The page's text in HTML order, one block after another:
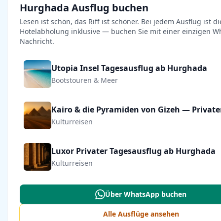
Hurghada Ausflug buchen
Lesen ist schön, das Riff ist schöner. Bei jedem Ausflug ist
Hotelabholung inklusive — buchen Sie mit einer einzigen
Nachricht.
Utopia Insel Tagesausflug ab Hurghada
Bootstouren & Meer
Kulturreisen
Luxor Privater Tagesausflug ab Hurghada
Kulturreisen
Über WhatsApp buchen
Alle Ausflüge ansehen